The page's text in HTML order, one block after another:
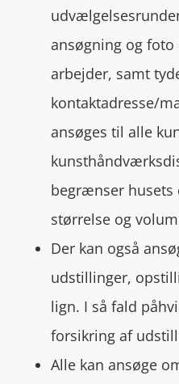
ansøgning og foto
arbejder, samt
kontaktadresse/
ansøges til alle
begrænser husets
størrelse og
Der kan også
udstillinger,
lign. I så fald
forsikring af
Alle kan ansøge